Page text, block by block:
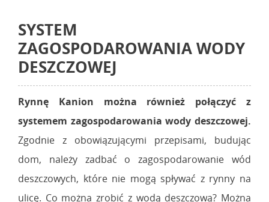
SYSTEM
ZAGOSPODAROWANIA WODY
DESZCZOWEJ
Rynnę Kanion można również połączyć z
systemem zagospodarowania wody deszczowej.
Zgodnie z obowiązującymi przepisami, budując
dom, należy zadbać o zagospodarowanie wód
deszczowych, które nie mogą spływać z rynny na
ulicę. Co można zrobić z wodą deszczową? Można